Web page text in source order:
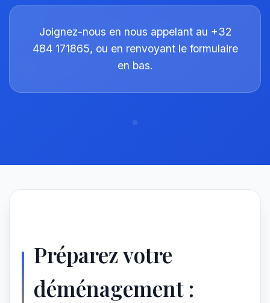
Joignez-nous en nous appelant au +32
484 171865, ou en renvoyant le formulaire
en bas.
Préparez votre
déménagement :